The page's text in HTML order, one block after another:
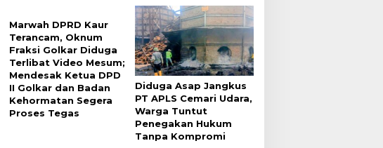
Marwah DPRD Kaur
Terancam, Oknum
Fraksi Golkar Diduga
Terlibat Video Mesum;
Mendesak Ketua DPD
II Golkar dan Badan
Kehormatan Segera
Proses Tegas
Diduga Asap Jangkus
PT APLS Cemari Udara,
Warga Tuntut
Penegakan Hukum
Tanpa Kompromi